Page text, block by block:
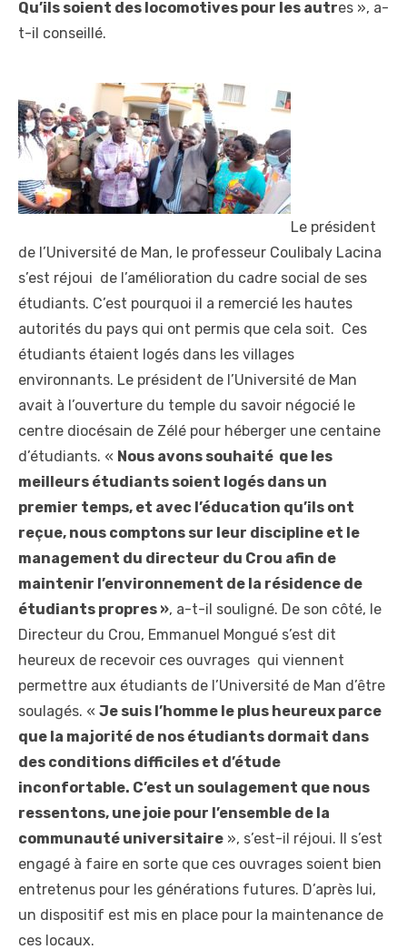
Qu’ils soient des locomotives pour les autres », a-
t-il conseillé.
Le président
de l’Université de Man, le professeur Coulibaly Lacina
s’est réjoui de l’amélioration du cadre social de ses
étudiants. C’est pourquoi il a remercié les hautes
autorités du pays qui ont permis que cela soit. Ces
étudiants étaient logés dans les villages
environnants. Le président de l’Université de Man
avait à l’ouverture du temple du savoir négocié le
centre diocésain de Zélé pour héberger une centaine
d’étudiants. « Nous avons souhaité que les
meilleurs étudiants soient logés dans un
premier temps, et avec l’éducation qu’ils ont
reçue, nous comptons sur leur discipline et le
management du directeur du Crou afin de
maintenir l’environnement de la résidence de
étudiants propres », a-t-il souligné. De son côté, le
Directeur du Crou, Emmanuel Mongué s’est dit
heureux de recevoir ces ouvrages qui viennent
permettre aux étudiants de l’Université de Man d’être
soulagés. « Je suis l’homme le plus heureux parce
que la majorité de nos étudiants dormait dans
des conditions difficiles et d’étude
inconfortable. C’est un soulagement que nous
ressentons, une joie pour l’ensemble de la
communauté universitaire », s’est-il réjoui. Il s’est
engagé à faire en sorte que ces ouvrages soient bien
entretenus pour les générations futures. D’après lui,
un dispositif est mis en place pour la maintenance de
ces locaux.